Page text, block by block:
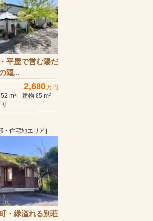
平屋で営む陽だ
隠...
2,680万円
m2 建物 85 m2
可
・住宅地エリア］
・緑溢れる別荘